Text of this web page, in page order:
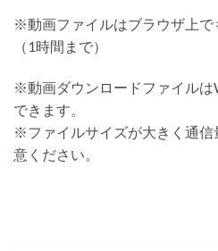
※動画ファイルはブラウザ上で
（1時間まで）
※動画ダウンロードファイル
できます。
※ファイルサイズが大きく通信
意ください。